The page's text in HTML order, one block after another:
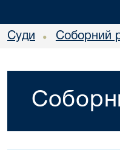
Суди • Соборний